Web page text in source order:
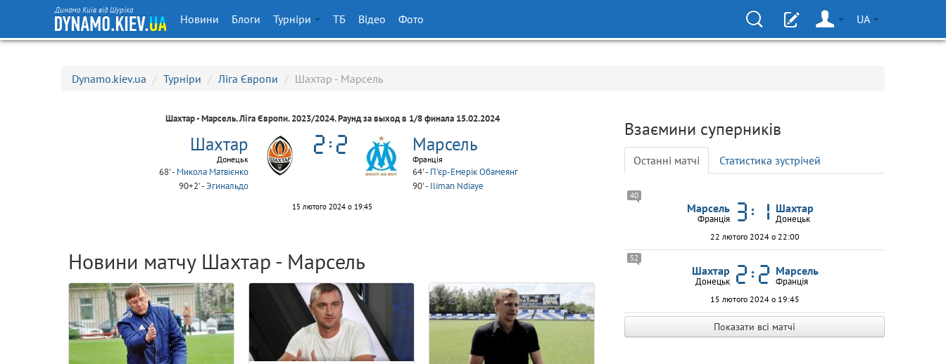
Динамо Київ від Шуріка
Новини Блоги Турніри ТБ Відео Фото UA
Dynamo.kiev.ua / Турніри / Ліга Європи / Шахтар - Марсель
Шахтар - Марсель.Ліга Європи. 2023/2024. Раунд за выход в 1/8 финала 15.02.2024
Шахтар
Донецьк
68' - Микола Матвієнко
90+2' -Эгинальдо
Марсель
Франція
64' - П'єр-Емерік Обамеянг
90' - Iliman Ndiaye
15 лютого 2024 о 19:45
Новини матчу Шахтар - Марсель
Взаємини суперників
Останні матчі Статистика зустрічей
Марсель
Франція
Шахтар
Донецьк
22 лютого 2024 о 22:00
40
Шахтар
Донецьк
Марсель
Франція
15 лютого 2024 о 19:45
52
Показати всі матчі